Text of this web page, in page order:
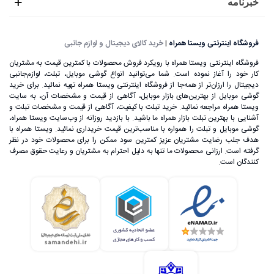
زیر تقسیم می‌شوند:
اگر به دنبال ابزاری مناسب جهت گوش دادن به موسیقی هستید،
ایرفون‌ها و هدفون‌ها را به شما پیشنهاد می‌دهیم. ویژگی‌ مشترک
بین این دو ابزار، عدم وجود میکروفون است. در نتیجه امکان
ضبط صدا و برقراری مکالمه تلفنی از طریق این ابزارها برای شما
امکان‌پذیر نیست. اگر شما هم جزو آن دسته از افرادی هستید که
ایرفون را مشابه با هدفون و هندزفری می‌دانید، باید بگوییم که
سخت در اشتباه هستید. چرا که این دو ابزار تفاوت‌هایی با یکدیگر
هدفون (Headphone): اگر دوست دارید تا موسیقی مورد
شما پیشنهاد می‌دهیم. از لحاظ اندازه، هدفون‌ها بزرگتر از
خبرنامه
فروشگاه اینترنتی ویستا همراه |خرید کالای دیجیتال و لوازم جانبی
فروشگاه اینترنتی ویستا همراه با رویکرد فروش محصولات با کمترین قیمت به مشتریان
کار خود را آغاز نموده است. شما می‌توانید انواع گوشی موبایل، تبلت، لوازم‌جانبی
دیجیتال را ارزان‌تر از همه‌جا از فروشگاه اینترنتی ویستا همراه تهیه نمائید. برای خرید
گوشی موبایل از بهترین‌های بازار موبایل، آگاهی از قیمت و مشخصات آن، به ‌سایت
ویستا همراه مراجعه نمائید. خرید تبلت با کیفیت، آگاهی از قیمت و مشخصات تبلت و
آشنایی با بهترین تبلت بازار همراه ما باشید. با بازدید روزانه از وب‌سایت ویستا همراه،
گوشی موبایل و تبلت را همواره با مناسب‌ترین قیمت خریداری نمائید. ویستا همراه با
هدف جلب رضایت مشتریان عزیز کمترین سود ممکن را برای محصولات خود در نظر
گرفته است. ارزانی محصولات ما تنها به دلیل احترام به مشتریان و رعایت حقوق مصرف
کنندگان است.